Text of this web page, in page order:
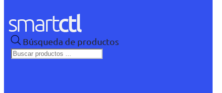
Búsqueda de productos